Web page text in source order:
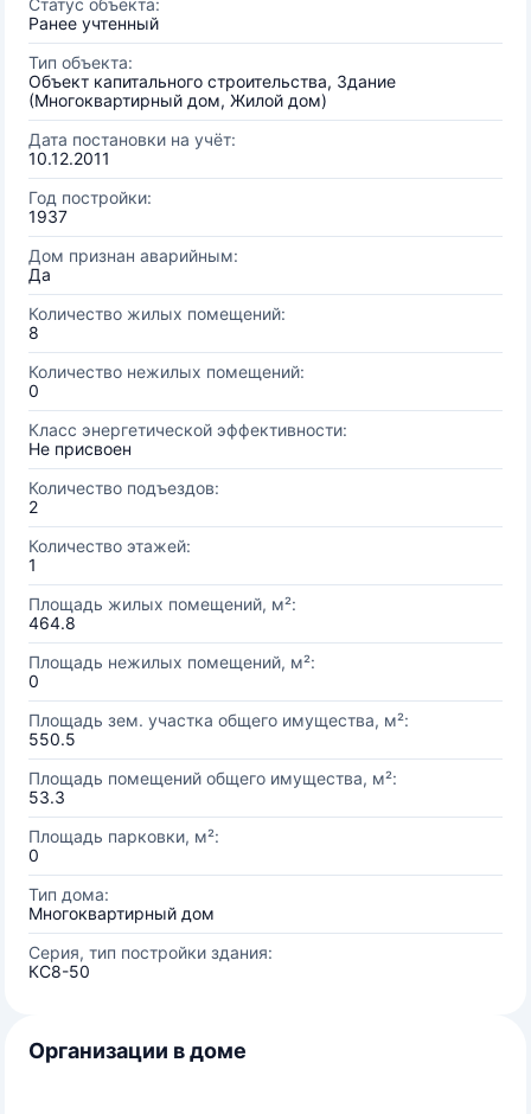
Статус объекта:
Ранее учтенный
Тип объекта:
Объект капитального строительства, Здание
(Многоквартирный дом, Жилой дом)
Дата постановки на учёт:
10.12.2011
Год постройки:
1937
Дом признан аварийным:
Да
Количество жилых помещений:
8
Количество нежилых помещений:
0
Класс энергетической эффективности:
Не присвоен
Количество подъездов:
2
Количество этажей:
1
Площадь жилых помещений, м²:
464.8
Площадь нежилых помещений, м²:
0
Площадь зем. участка общего имущества, м²:
550.5
Площадь помещений общего имущества, м²:
53.3
Площадь парковки, м²:
0
Тип дома:
Многоквартирный дом
Серия, тип постройки здания:
КС8-50
Организации в доме